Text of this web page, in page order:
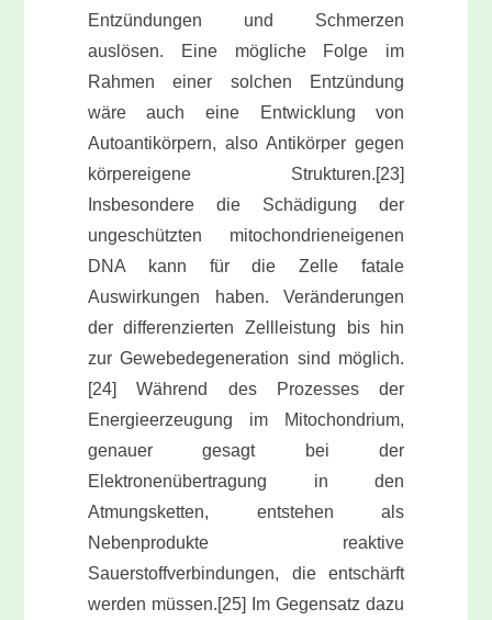
Entzündungen und Schmerzen
auslösen. Eine mögliche Folge im
Rahmen einer solchen Entzündung
wäre auch eine Entwicklung von
Autoantikörpern, also Antikörper gegen
körpereigene Strukturen.[23]
Insbesondere die Schädigung der
ungeschützten mitochondrieneigenen
DNA kann für die Zelle fatale
Auswirkungen haben. Veränderungen
der differenzierten Zellleistung bis hin
zur Gewebedegeneration sind möglich.
[24] Während des Prozesses der
Energieerzeugung im Mitochondrium,
genauer gesagt bei der
Elektronenübertragung in den
Atmungsketten, entstehen als
Nebenprodukte reaktive
Sauerstoffverbindungen, die entschärft
werden müssen.[25] Im Gegensatz dazu